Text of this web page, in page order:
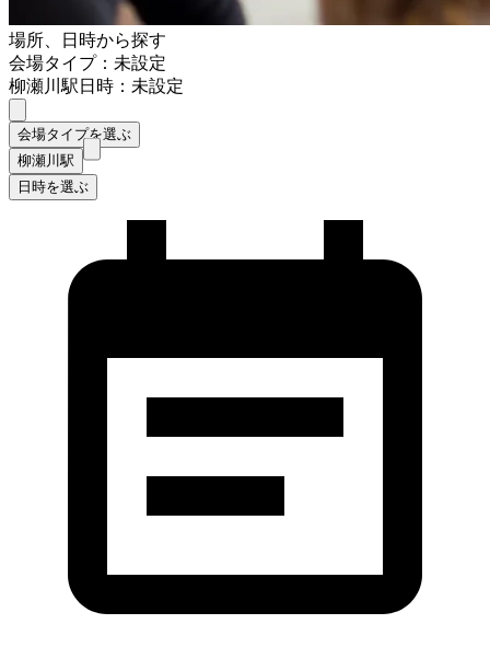
場所、日時から探す
会場タイプ：未設定
柳瀬川駅日時：未設定
会場タイプを選ぶ
柳瀬川駅
日時を選ぶ